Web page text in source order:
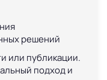
решений
или публикации.
подход и